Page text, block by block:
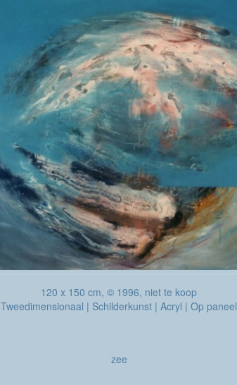
120 x 150 cm, © 1996, niet te koop
Tweedimensionaal | Schilderkunst | Acryl | Op paneel
zee